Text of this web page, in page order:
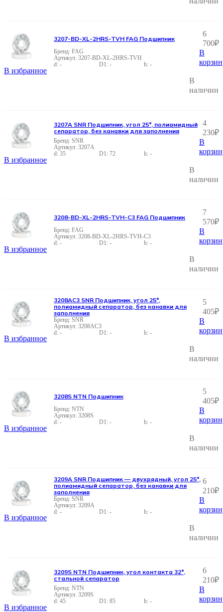
В избранное
3207-BD-XL-2HRS-TVH
-
- -
FAG
3207-BD-XL-2HRS-TVH FAG Подшипник
6
700₽
В
В
наличии
В избранное
3207A
35
72 -
SNR
3207A SNR Подшипник, угол 25°, полиамидный
сепаратор, без канавки для заполнения
4
230₽
В
В
наличии
В избранное
3208-BD-XL-2HRS-TVH-C3
-
- -
FAG
3208-BD-XL-2HRS-TVH-C3 FAG Подшипник
7
570₽
В
В
наличии
В избранное
3208AC3
-
- -
SNR
3208AC3 SNR Подшипник, угол 25°,
полиамидный сепаратор, без канавки для
заполнения
5
405₽
В
В
наличии
В избранное
3208S
-
- -
NTN
3208S NTN Подшипник
5
405₽
В
В
наличии
В избранное
3209A
-
- -
SNR
3209A SNR Подшипник — двухрядный, угол 25°,
полиамидный сепаратор, без канавки для
заполнения
6
210₽
В
В
наличии
В избранное
3209S
45
85 -
NTN
3209S NTN Подшипник, угол контакта 32°,
стальной сепаратор
6
210₽
В